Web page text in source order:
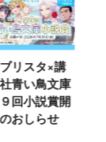
リスタ×講
青い鳥文庫
回小説賞開
おしらせ